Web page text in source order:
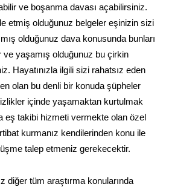
ve boşanma davası açabilirsiniz.
etmiş olduğunuz belgeler eşinizin sizi
olduğunuz dava konusunda bunları
yaşamış olduğunuz bu çirkin
Hayatınızla ilgili sizi rahatsız eden
olan bu denli bir konuda şüpheler
içinde yaşamaktan kurtulmak
eş takibi hizmeti vermekte olan özel
kurmanız kendilerinden konu ile
talep etmeniz gerekecektir.
diğer tüm araştırma konularında